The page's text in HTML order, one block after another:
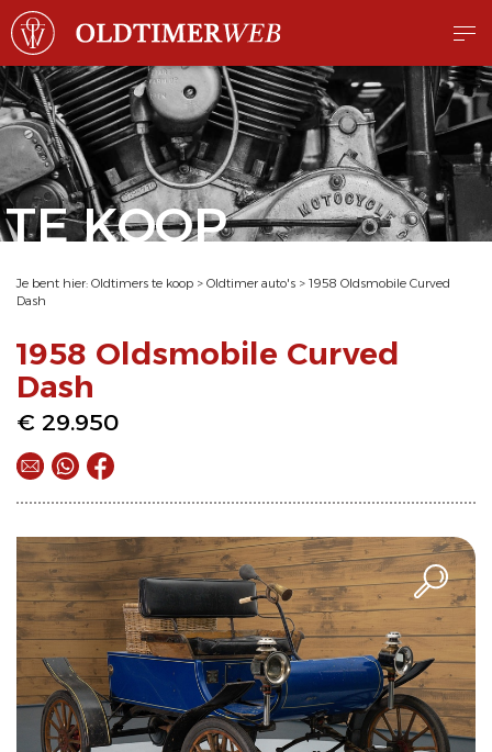
TE KOOP
Je bent hier: Oldtimers te koop > Oldtimer auto's > 1958 Oldsmobile Curved
Dash
1958 Oldsmobile Curved
Dash
€ 29.950